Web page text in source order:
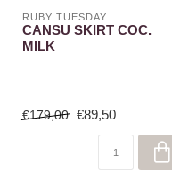
RUBY TUESDAY
CANSU SKIRT COC.
MILK
€179,00 €89,50